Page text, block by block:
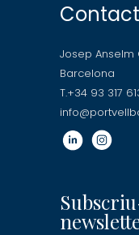
Josep Anselm
Barcelona
T.+34 93 317